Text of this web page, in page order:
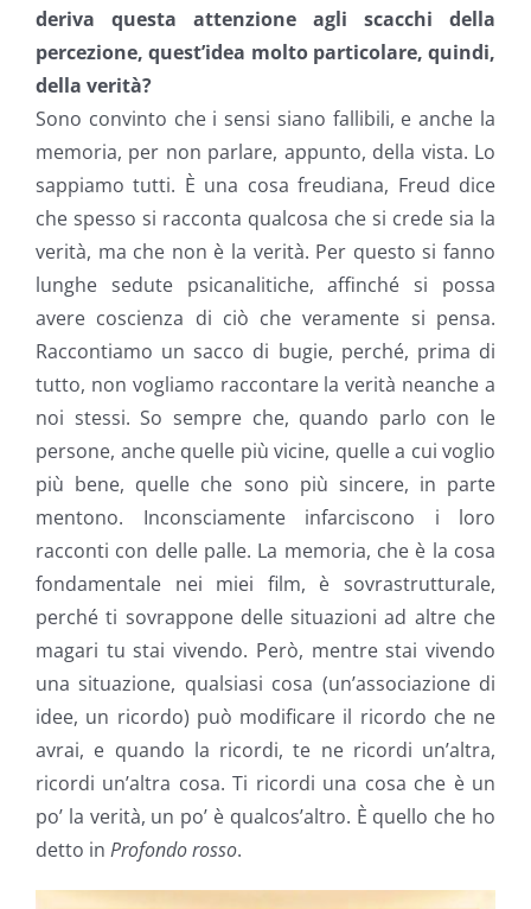
deriva questa attenzione agli scacchi della
percezione, quest’idea molto particolare, quindi,
della verità?
Sono convinto che i sensi siano fallibili, e anche la
memoria, per non parlare, appunto, della vista. Lo
sappiamo tutti. È una cosa freudiana, Freud dice
che spesso si racconta qualcosa che si crede sia la
verità, ma che non è la verità. Per questo si fanno
lunghe sedute psicanalitiche, affinché si possa
avere coscienza di ciò che veramente si pensa.
Raccontiamo un sacco di bugie, perché, prima di
tutto, non vogliamo raccontare la verità neanche a
noi stessi. So sempre che, quando parlo con le
persone, anche quelle più vicine, quelle a cui voglio
più bene, quelle che sono più sincere, in parte
mentono. Inconsciamente infarciscono i loro
racconti con delle palle. La memoria, che è la cosa
fondamentale nei miei film, è sovrastrutturale,
perché ti sovrappone delle situazioni ad altre che
magari tu stai vivendo. Però, mentre stai vivendo
una situazione, qualsiasi cosa (un’associazione di
idee, un ricordo) può modificare il ricordo che ne
avrai, e quando la ricordi, te ne ricordi un’altra,
ricordi un’altra cosa. Ti ricordi una cosa che è un
po’ la verità, un po’ è qualcos’altro. È quello che ho
detto in Profondo rosso.